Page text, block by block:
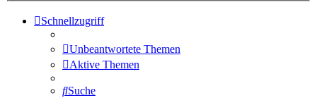
Schnellzugriff
Unbeantwortete Themen
Aktive Themen
Suche